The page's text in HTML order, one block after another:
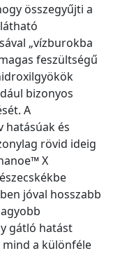
összegyűjti a
„vízburokba
feszültségű
bizonyos
A
és
rövid ideig
X
jóval hosszabb
gátló hatást
a különféle